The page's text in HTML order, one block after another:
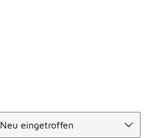
Neu eingetroffen